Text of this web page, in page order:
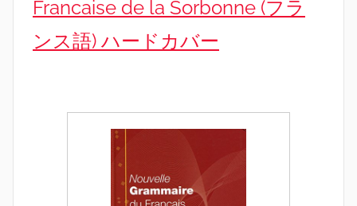
Francaise de la Sorbonne (フラ
ンス語) ハードカバー